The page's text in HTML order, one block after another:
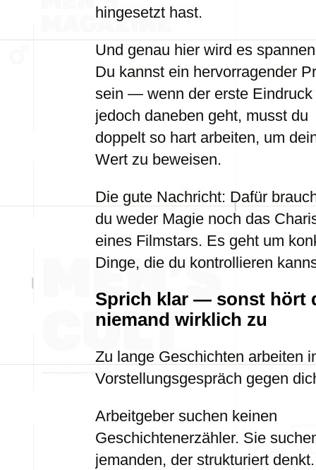
hingesetzt hast.
Und genau hier wird es
Du kannst ein hervorragender
sein — wenn der erste Eindruck
jedoch daneben geht, musst du
doppelt so hart arbeiten, um
Wert zu beweisen.
Die gute Nachricht: Dafür
du weder Magie noch das
eines Filmstars. Es geht um
Dinge, die du kontrollieren
Sprich klar — sonst hört
niemand wirklich zu
Zu lange Geschichten arbeiten
Vorstellungsgespräch gegen
Arbeitgeber suchen keinen
Geschichtenerzähler. Sie
jemanden, der strukturiert denkt.